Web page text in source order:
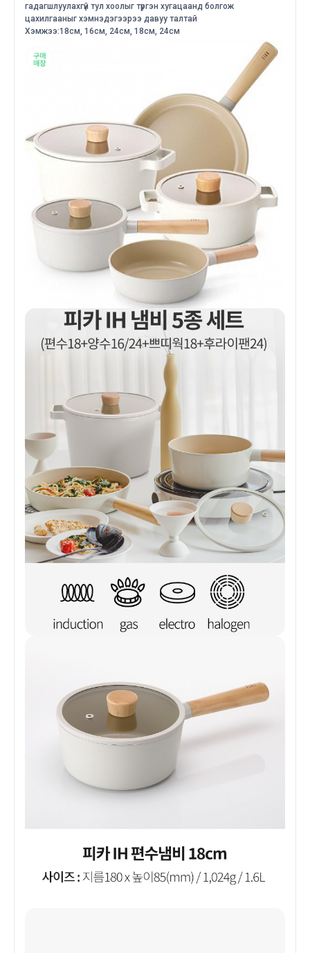
гадагшлуулахгүй тул хоолыг түргэн хугацаанд болгож
цахилгааныг хэмнэдэгээрээ давуу талтай
Хэмжээ:18см, 16см, 24см, 18см, 24см